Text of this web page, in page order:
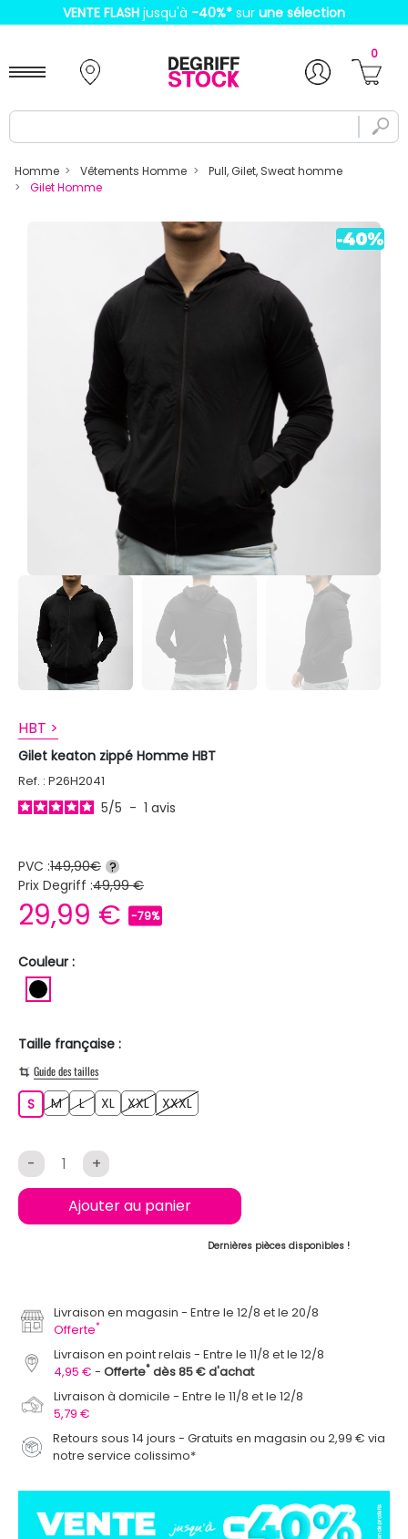
VENTE FLASH jusqu'à -40%* sur une sélection
0
Homme Vêtements Homme
Pull, Gilet, Sweat homme
Gilet Homme
HBT >
Gilet keaton zippé Homme HBT
Ref. : P26H2041
5/5 - 1 avis
PVC :149,90€ ?
Prix Degriff :49,99 €
29,99 € -79%
Couleur :
Taille française :
Guide des tailles
SS MM LL XL XXLXXLXXXLXXXL
- +
Ajouter au panier
Dernières pièces disponibles !
Livraison en magasin
Entre le 12/8 et le 20/8
Offerte*
Livraison en point relais
Entre le 11/8 et le 12/8
4,95 €
Offerte* dès 85 € d'achat
Livraison à domicile
Entre le 11/8 et le 12/8
5,79 €
Retours sous 14 jours - Gratuits en magasin ou 2,99 € via
notre service colissimo*